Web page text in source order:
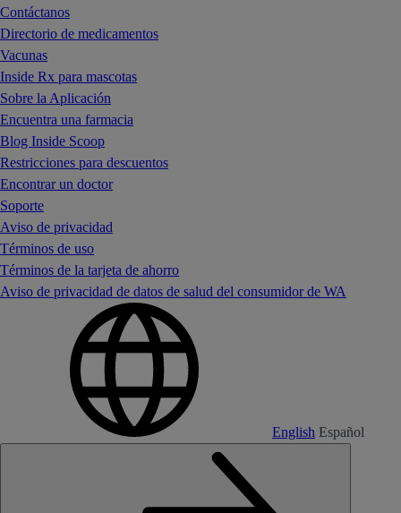
Contáctanos
Directorio de medicamentos
Vacunas
Inside Rx para mascotas
Sobre la Aplicación
Encuentra una farmacia
Blog Inside Scoop
Restricciones para descuentos
Encontrar un doctor
Soporte
Aviso de privacidad
Términos de uso
Términos de la tarjeta de ahorro
Aviso de privacidad de datos de salud del consumidor de WA
English Español